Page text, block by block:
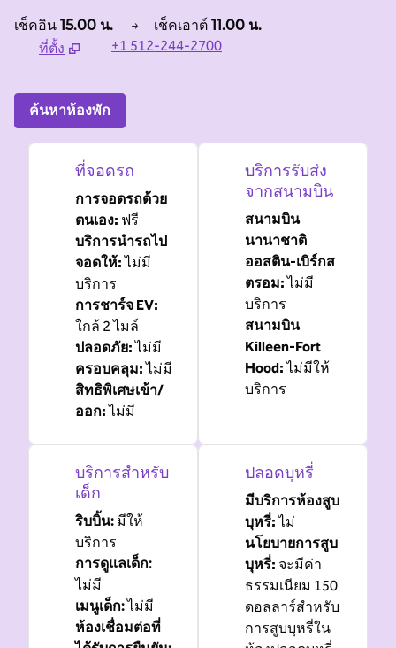
เช็คอิน 15.00 น. → เช็คเอาต์ 11.00 น.
ที่ตั้ง
+1 512-244-2700
ค้นหาห้องพัก
ที่จอดรถ
การจอดรถด้วย
ตนเอง: ฟรี
บริการนํารถไป
จอดให้: ไม่มี
บริการ
การชาร์จ EV:
ใกล้ 2 ไมล์
ปลอดภัย: ไม่มี
ครอบคลุม: ไม่มี
สิทธิพิเศษเข้า/
ออก: ไม่มี
บริการรับส่ง
จากสนามบิน
สนามบิน
นานาชาติ
ออสติน-เบิร์กส
ตรอม:ไม่มี
บริการ
สนามบิน
Killeen-Fort
Hood:ไม่มีให้
บริการ
บริการสําหรับ
เด็ก
ริบบิ้น: มีให้
บริการ
การดูแลเด็ก:
ไม่มี
เมนูเด็ก:ไม่มี
ห้องเชื่อมต่อที่
ปลอดบุหรี่
มีบริการห้องสูบ
บุหรี่: ไม่
นโยบายการสูบ
บุหรี่: จะมีค่า
ธรรมเนียม 150
ดอลลาร์สําหรับ
การสูบบุหรี่ใน